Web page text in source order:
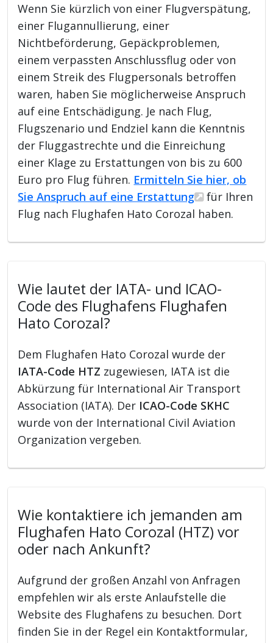
Wenn Sie kürzlich von einer Flugverspätung,
einer Flugannullierung, einer
Nichtbeförderung, Gepäckproblemen,
einem verpassten Anschlussflug oder von
einem Streik des Flugpersonals betroffen
waren, haben Sie möglicherweise Anspruch
auf eine Entschädigung. Je nach Flug,
Flugszenario und Endziel kann die Kenntnis
der Fluggastrechte und die Einreichung
einer Klage zu Erstattungen von bis zu 600
Euro pro Flug führen. Ermitteln Sie hier, ob
Sie Anspruch auf eine Erstattung
für Ihren
Flug nach Flughafen Hato Corozal haben.
Wie lautet der IATA- und ICAO-
Code des Flughafens Flughafen
Hato Corozal?
Dem Flughafen Hato Corozal wurde der
IATA-Code HTZ zugewiesen, IATA ist die
Abkürzung für International Air Transport
Association (IATA). Der ICAO-Code SKHC
wurde von der International Civil Aviation
Organization vergeben.
Wie kontaktiere ich jemanden am
Flughafen Hato Corozal (HTZ) vor
oder nach Ankunft?
Aufgrund der großen Anzahl von Anfragen
empfehlen wir als erste Anlaufstelle die
Website des Flughafens zu besuchen. Dort
finden Sie in der Regel ein Kontaktformular,